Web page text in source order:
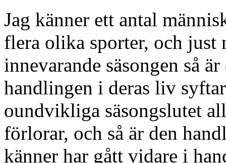
Jag känner ett antal
flera olika sporter, och just
innevarande säsongen så
handlingen i deras liv
oundvikliga säsongslutet
förlorar, och så är den
känner har gått vidare i